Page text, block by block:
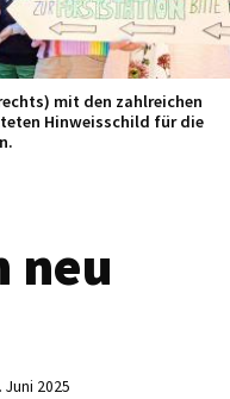
mit den zahlreichen
Hinweisschild für die
neu
Juni 2025